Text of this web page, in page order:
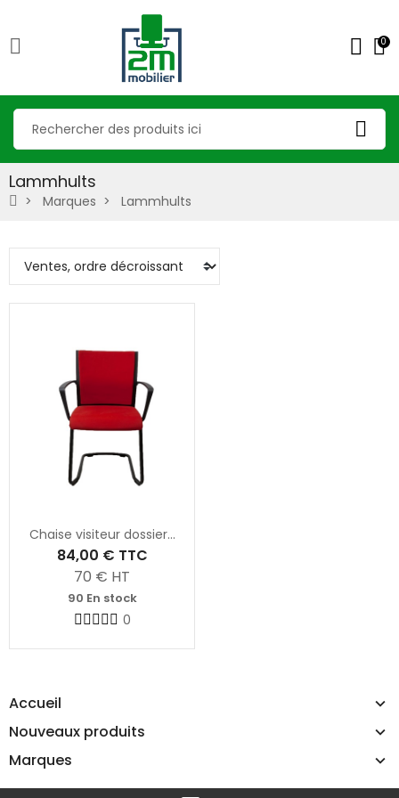
0
Lammhults
Marques Lammhults
Accueil
Nouveaux produits
Marques
Chaise visiteur dossier...
84,00 € TTC
70 € HT
90 En stock
0